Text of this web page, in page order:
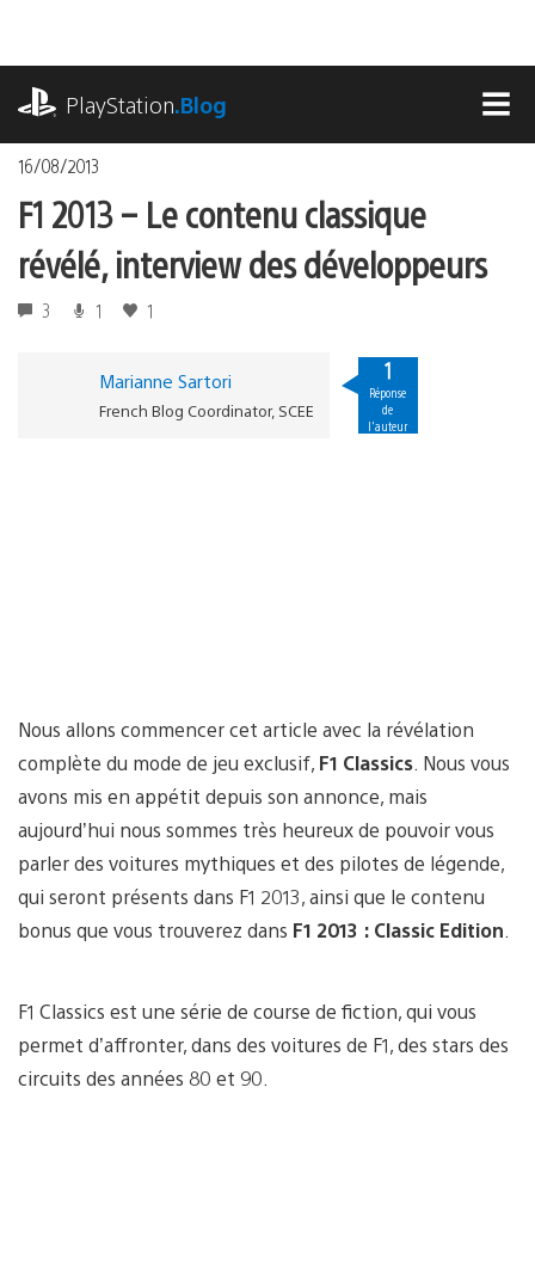
contenu
PlayStation.Blog
16/08/2013
F1 2013 – Le contenu classique
révélé, interview des développeurs
3 1 1
Marianne Sartori
French Blog Coordinator, SCEE
1
Réponse
de
l'auteur
Nous allons commencer cet article avec la révélation
complète du mode de jeu exclusif, F1 Classics . Nous vous
avons mis en appétit depuis son annonce, mais
aujourd’hui nous sommes très heureux de pouvoir vous
parler des voitures mythiques et des pilotes de légende,
qui seront présents dans F1 2013, ainsi que le contenu
bonus que vous trouverez dans F1 2013 : Classic Edition
F1 Classics est une série de course de fiction, qui vous
permet d’affronter, dans des voitures de F1, des stars des
circuits des années 80 et 90.